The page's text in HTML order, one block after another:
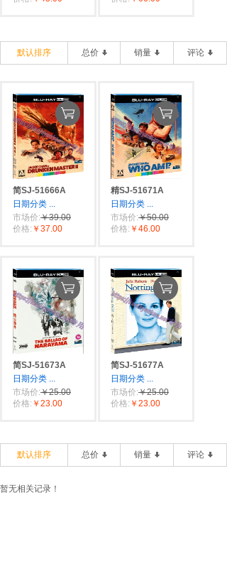
默认排序 总价 销量 评论
简SJ-51666A
日期分类 ...
市场价:￥39.00
价格: ￥37.00
精SJ-51671A
日期分类 ...
市场价:￥50.00
价格: ￥46.00
简SJ-51673A
日期分类 ...
市场价:￥25.00
价格: ￥23.00
简SJ-51677A
日期分类 ...
市场价:￥25.00
价格: ￥23.00
默认排序 总价 销量 评论
暂无相关记录！